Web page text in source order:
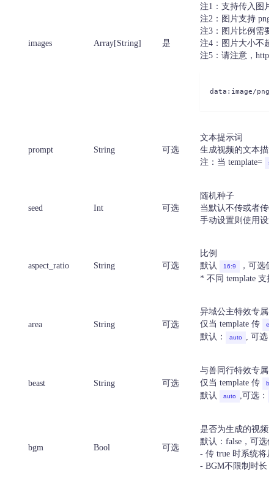
images Array[String] 是
注1：支持传入图
注2：图片支持 png
注3：图片比例需
注4：图片大小不
注5：请注意，http
data:image/
prompt String 可选
文本提示词
生成视频的文本描
注：当 template=
seed Int 可选
随机种子
当默认不传或者传
手动设置则使用设
aspect_ratio String 可选
比例
默认
16:9
，可选
* 不同 template 支
area String 可选
异域公主特效专属
仅当 template 传
默认： auto , 可选
beast String 可选
与兽同行特效专属
仅当 template 传
默认 auto ,可选：
bgm Bool 可选
是否为生成的视频
默认：false，可选
- 传 true 时系统将
- BGM不限制时长